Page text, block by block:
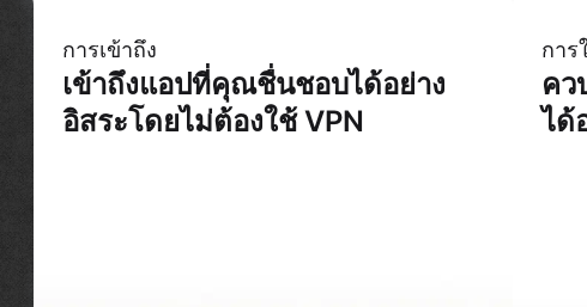
การเข้าถึง
เข้าถึงแอปที่คุณชื่นชอบได้อย่าง
อิสระโดยไม่ต้องใช้ VPN
การ
คว
ได้